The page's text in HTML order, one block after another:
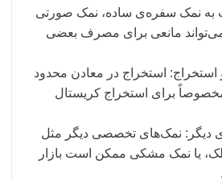
به نمک سفره‌ی ساده، نمک صورتی
مانعی برای مصرف بعضی
استخراج در معادن محدود
برای استخراج کریستال‌
دیگر: نمک‌های تخصصی دیگر مثل
یا نمک مشکی ممکن است بازار